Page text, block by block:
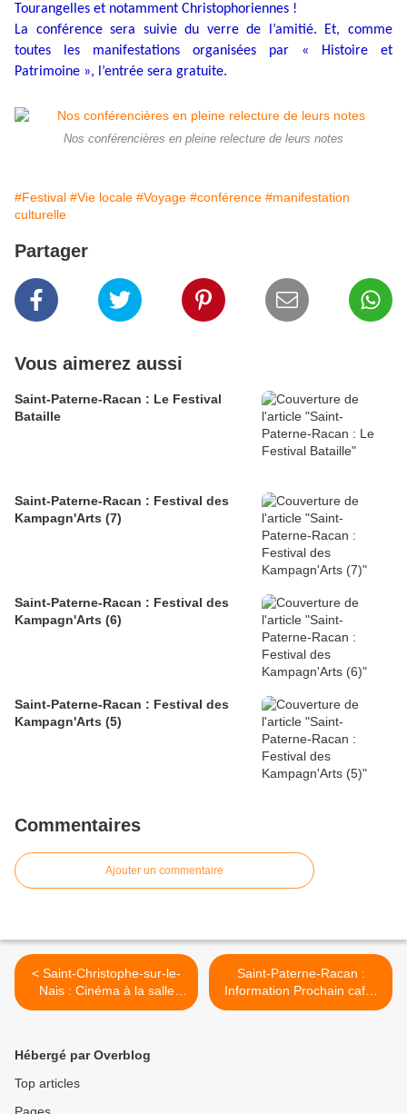
Tourangelles et notamment Christophoriennes !
La conférence sera suivie du verre de l’amitié. Et, comme
toutes les manifestations organisées par « Histoire et
Patrimoine », l’entrée sera gratuite.
Nos conférencières en pleine relecture de leurs notes
#Festival #Vie locale #Voyage #conférence #manifestation
culturelle
Partager
Vous aimerez aussi
Saint-Paterne-Racan : Le Festival
Bataille
Saint-Paterne-Racan : Festival des
Kampagn'Arts (7)
Saint-Paterne-Racan : Festival des
Kampagn'Arts (6)
Saint-Paterne-Racan : Festival des
Kampagn'Arts (5)
Commentaires
Ajouter un commentaire
< Saint-Christophe-sur-le-
Nais : Cinéma à la salle
socioculturelle "Le Foyer"
Saint-Paterne-Racan :
Information Prochain café-
Conseil au multimédia >
Hébergé par Overblog
Top articles
Pages